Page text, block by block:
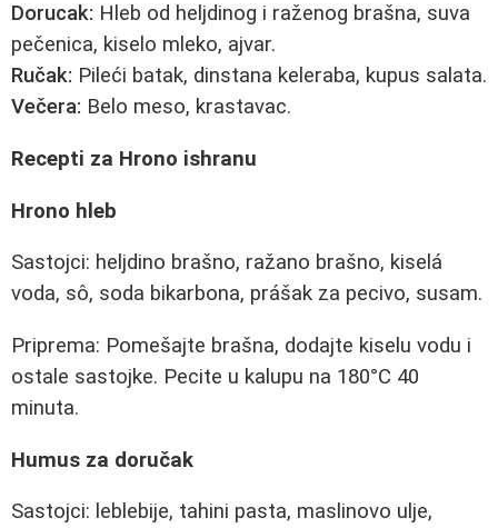
Dorucak: Hleb od heljdinog i raženog brašna, suva
pečenica, kiselo mleko, ajvar.
Ručak: Pileći batak, dinstana keleraba, kupus salata.
Večera: Belo meso, krastavac.
Recepti za Hrono ishranu
Hrono hleb
Sastojci: heljdino brašno, ražano brašno, kiselá
voda, sô, soda bikarbona, prášak za pecivo, susam.
Priprema: Pomešajte brašna, dodajte kiselu vodu i
ostale sastojke. Pecite u kalupu na 180°C 40
minuta.
Humus za doručak
Sastojci: leblebije, tahini pasta, maslinovo ulje,